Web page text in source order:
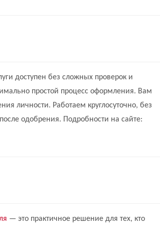
доступен без сложных проверок и
простой процесс оформления. Вам
личности. Работаем круглосуточно, без
одобрения. Подробности на сайте:
— это практичное решение для тех, кто